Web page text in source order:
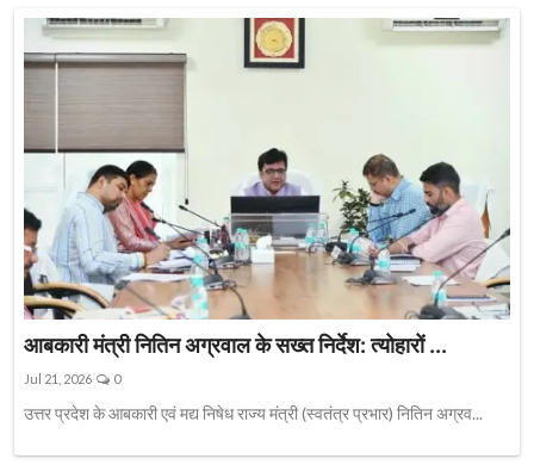
आबकारी मंत्री नितिन अग्रवाल के सख्त निर्देश: त्योहारों ...
Jul 21, 2026 0
उत्तर प्रदेश के आबकारी एवं मद्य निषेध राज्य मंत्री (स्वतंत्र प्रभार) नितिन अग्रव...